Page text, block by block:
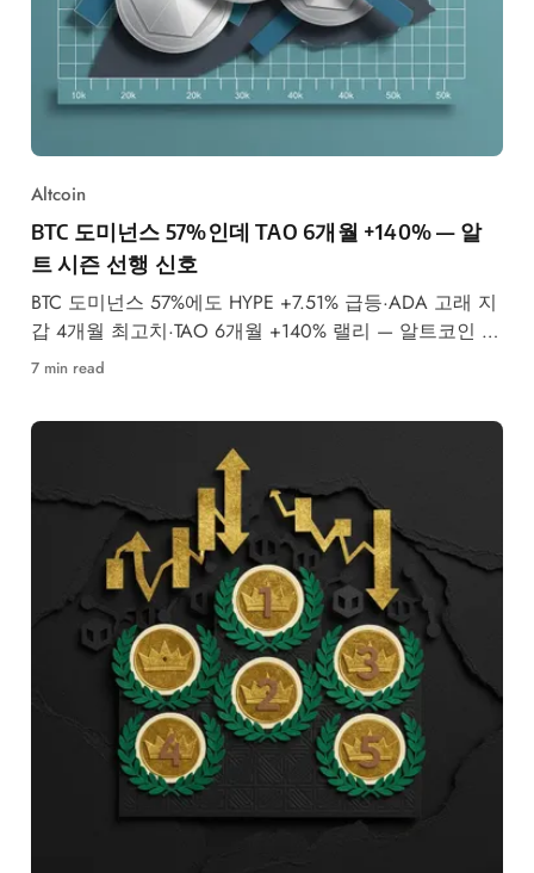
Altcoin
BTC 도미넌스 57%인데 TAO 6개월 +140% — 알
트 시즌 선행 신호
BTC 도미넌스 57%에도 HYPE +7.51% 급등·ADA 고래 지
갑 4개월 최고치·TAO 6개월 +140% 랠리 — 알트코인 시
즌 전 선행 신호 총정리
7 min read